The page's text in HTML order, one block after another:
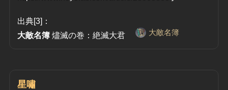
出典[3]：
大敵名簿 燼滅の巻：絶滅大君 大敵名簿
星嘯